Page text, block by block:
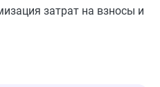
затрат на взносы и